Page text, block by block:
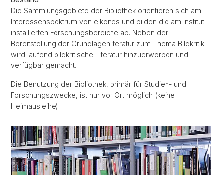
Die Sammlungsgebiete der Bibliothek orientieren sich am
Interessenspektrum von eikones und bilden die am Institut
installierten Forschungsbereiche ab. Neben der
Bereitstellung der Grundlagenliteratur zum Thema Bildkritik
wird laufend bildkritische Literatur hinzuerworben und
verfügbar gemacht.
Die Benutzung der Bibliothek, primär für Studien- und
Forschungszwecke, ist nur vor Ort möglich (keine
Heimausleihe).